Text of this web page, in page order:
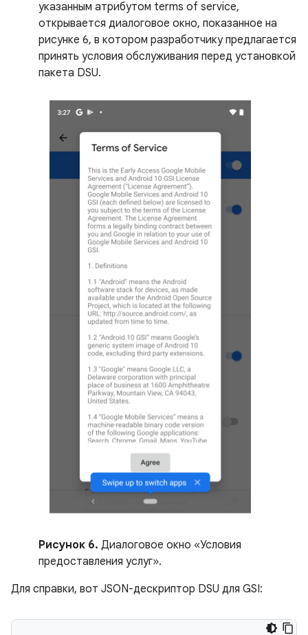
указанным атрибутом terms of service,
открывается диалоговое окно, показанное на
рисунке 6, в котором разработчику предлагается
принять условия обслуживания перед установкой
пакета DSU.
Рисунок 6. Диалоговое окно «Условия
предоставления услуг».
Для справки, вот JSON-дескриптор DSU для GSI: